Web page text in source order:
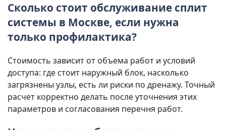
Сколько стоит обслуживание сплит
системы в Москве, если нужна
только профилактика?
Стоимость зависит от объема работ и условий
доступа: где стоит наружный блок, насколько
загрязнены узлы, есть ли риски по дренажу. Точный
расчет корректно делать после уточнения этих
параметров и согласования перечня работ.